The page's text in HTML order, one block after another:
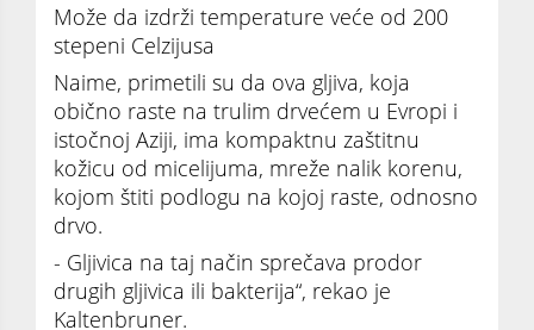
Može da izdrži temperature veće od 200
stepeni Celzijusa
Naime, primetili su da ova gljiva, koja
obično raste na trulim drvećem u Evropi i
istočnoj Aziji, ima kompaktnu zaštitnu
kožicu od micelijuma, mreže nalik korenu,
kojom štiti podlogu na kojoj raste, odnosno
drvo.
- Gljivica na taj način sprečava prodor
drugih gljivica ili bakterija“, rekao je
Kaltenbruner.